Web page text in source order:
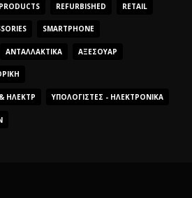
PRODUCTS REFURBISHED RETAIL
SMARTPHONE
ΑΝΤΑΛΛΑΚΤΙΚΆ ΑΞΕΣΟΥΆΡ
ΗΛΕΚΤΡ ΥΠΟΛΟΓΙΣΤΈΣ - ΗΛΕΚΤΡΟΝΙΚΆ